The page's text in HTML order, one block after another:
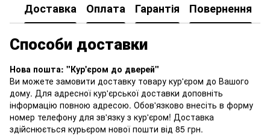
Доставка Оплата Гарантія Повернення
Способи доставки
Нова пошта: "Кур'єром до дверей"
Ви можете замовити доставку товару кур'єром до Вашого
дому. Для адресної кур'єрської доставки доповніть
інформацію повною адресою. Обов'язково внесіть в форму
номер телефону для зв'язку з кур'єром! Доставка
здійснюється курьєром нової пошти від 85 грн.